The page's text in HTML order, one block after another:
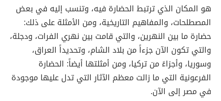
هو المكان الذي ترتبط الحضارة فيه، وتنسب إليه في بعض
المصطلحات، والمفاهيم التاريخية، ومن الأمثلة على ذلك:
حضارة ما بين النهرين، والتي قامت بين نهري الفرات، ودجلة،
والتي تكون الآن جزءاً من بلاد الشام، وتحديداً العراق،
وسوريا، وأجزاءً من تركيا، ومن أمثلتها أيضاً: الحضارة
الفرعونية التي ما زالت معظم الآثار التي تدل عليها موجودة
في مصر إلى الآن.